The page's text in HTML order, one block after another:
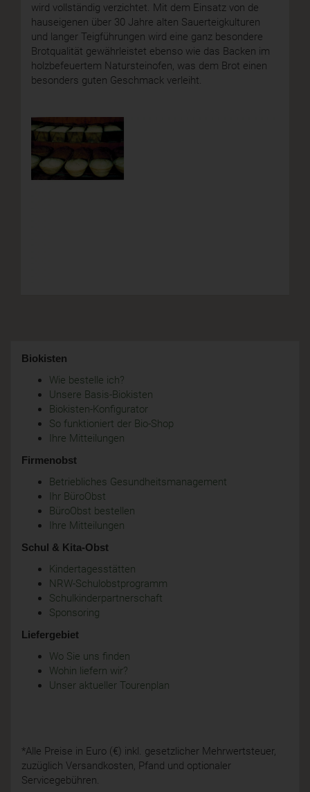
wird vollständig verzichtet. Mit dem Einsatz von de
hauseigenen über 30 Jahre alten Sauerteigkulturen
und langer Teigführungen wird eine ganz besondere
Brotqualität gewährleistet ebenso wie das Backen im
holzbefeuertem Natursteinofen, was dem Brot einen
besonders guten Geschmack verleiht.
Biokisten
Wie bestelle ich?
Unsere Basis-Biokisten
Biokisten-Konfigurator
So funktioniert der Bio-Shop
Ihre Mitteilungen
Firmenobst
Betriebliches Gesundheitsmanagement
Ihr BüroObst
BüroObst bestellen
Ihre Mitteilungen
Schul & Kita-Obst
Kindertagesstätten
NRW-Schulobstprogramm
Schulkinderpartnerschaft
Sponsoring
Liefergebiet
Wo Sie uns finden
Wohin liefern wir?
Unser aktueller Tourenplan
*Alle Preise in Euro (€) inkl. gesetzlicher Mehrwertsteuer,
zuzüglich Versandkosten, Pfand und optionaler
Servicegebühren.